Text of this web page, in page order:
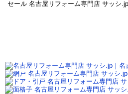
セール 名古屋リフォーム専門店 サッシ